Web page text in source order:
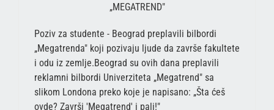
„MEGATREND"
Poziv za studente - Beograd preplavili bilbordi
„Megatrenda" koji pozivaju ljude da završe fakultete
i odu iz zemlje.Beograd su ovih dana preplavili
reklamni bilbordi Univerziteta „Megatrend" sa
slikom Londona preko koje je napisano: „Šta ćeš
ovde? Završi 'Megatrend' i pali!"